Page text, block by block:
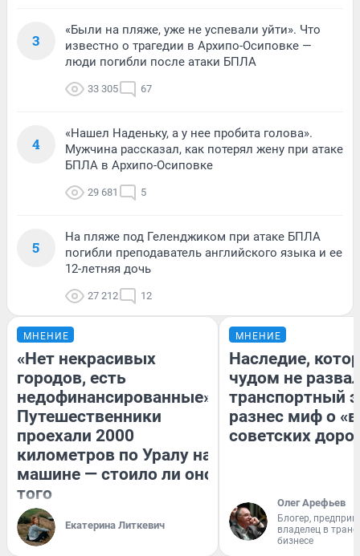
3
«Были на пляже, уже не успевали уйти». Что
известно о трагедии в Архипо-Осиповке —
люди погибли после атаки БПЛА
33 305 67
4
«Нашел Наденьку, а у нее пробита голова».
Мужчина рассказал, как потерял жену при атаке
БПЛА в Архипо-Осиповке
29 681 5
5
На пляже под Геленджиком при атаке БПЛА
погибли преподаватель английского языка и ее
12-летняя дочь
27 212 12
МНЕНИЕ
«Нет некрасивых
городов, есть
недофинансированные».
Путешественники
проехали 2000
километров по Уралу на
машине — стоило ли оно
того
Екатерина Литкевич
МНЕНИЕ
Наследие,
чудом не
транспортный
разнес миф о
советских
Олег Арефьев
Блогер,
владелец в
бизнесе